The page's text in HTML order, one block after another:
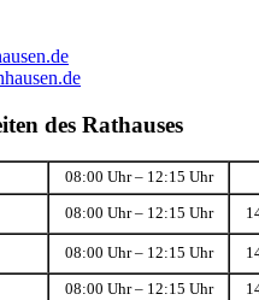
des Rathauses
08:00 Uhr – 12:15 Uhr
08:00 Uhr – 12:15 Uhr
08:00 Uhr – 12:15 Uhr
08:00 Uhr – 12:15 Uhr